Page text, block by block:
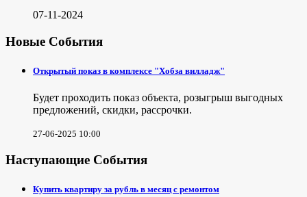
07-11-2024
Новые События
Открытый показ в комплексе "Хобза вилладж"
Будет проходить показ объекта, розыгрыш выгодных
предложений, скидки, рассрочки.
27-06-2025 10:00
Наступающие События
Купить квартиру за рубль в месяц с ремонтом